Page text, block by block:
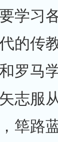
学习
的传
罗马
志服
筚路